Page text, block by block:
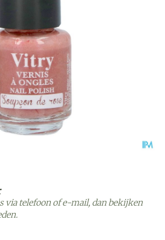
via telefoon of e-mail, dan bekijken